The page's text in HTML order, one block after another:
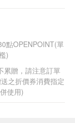
點OPENPOINT(單
)
累贈，請注意訂單
之折價券消費指定
使用)